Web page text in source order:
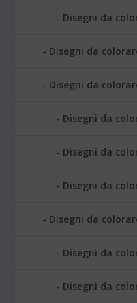
Disegni da
Disegni da
Disegni da
Disegni da
Disegni da
Disegni da
Disegni da
Disegni da
Disegni da